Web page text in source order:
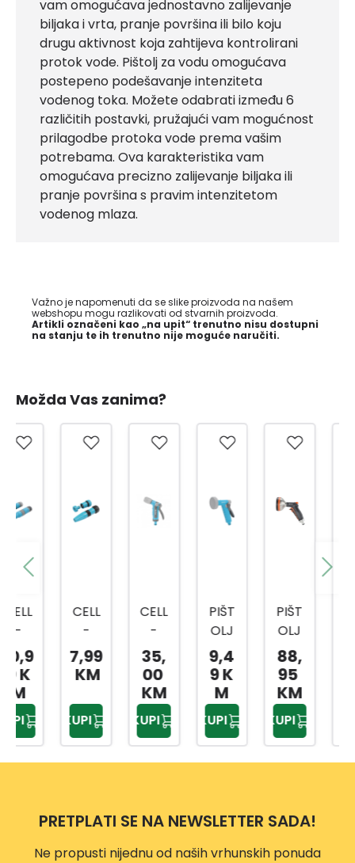
vam omogućava jednostavno zalijevanje
biljaka i vrta, pranje površina ili bilo koju
drugu aktivnost koja zahtijeva kontrolirani
protok vode. Pištolj za vodu omogućava
postepeno podešavanje intenziteta
vodenog toka. Možete odabrati između 6
različitih postavki, pružajući vam mogućnost
prilagodbe protoka vode prema vašim
potrebama. Ova karakteristika vam
omogućava precizno zalijevanje biljaka ili
pranje površina s pravim intenzitetom
vodenog mlaza.
Važno je napomenuti da se slike proizvoda na našem
webshopu mogu razlikovati od stvarnih proizvoda.
Artikli označeni kao „na upit“ trenutno nisu dostupni
na stanju te ih trenutno nije moguće naručiti.
Možda Vas zanima?
CELL
FAST
SET
NICA
ZA
CRIJ
EVO
C
7,99
KM
KUPI
CELL
FAST
PIŠT
ZA
VOD
U
PULS
L
35,
00
KUPI
PIŠT
VOD
TUŠ
IDEA
L
FAST
9,4
KUPI
PIŠT
ZALIJ
JE
PRE
MIU
M
88,
KUPI
EVO
4/1
6,5
KUPI
PRETPLATI SE NA NEWSLETTER SADA!
Ne propusti nijednu od naših vrhunskih ponuda